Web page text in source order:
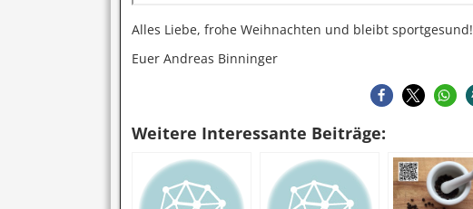
Alles Liebe, frohe Weihnachten und bleibt sportgesund!
Euer Andreas Binninger
Weitere Interessante Beiträge: